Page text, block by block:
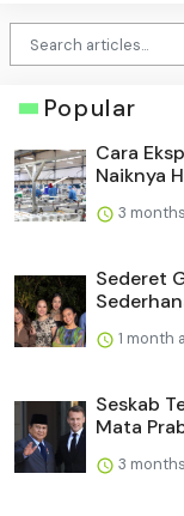
Popular
Cara
Naiknya
3
Sederet
1 month
Seskab
Mata
3